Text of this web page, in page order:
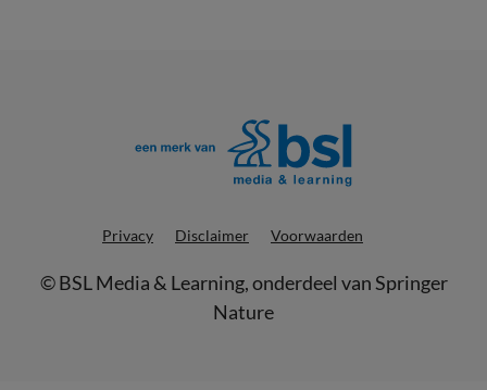
Privacy Disclaimer Voorwaarden
©BSL Media & Learning, onderdeel vanSpringer
Nature